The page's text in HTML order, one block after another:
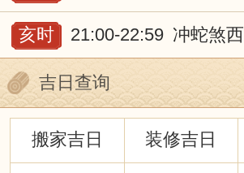
亥时 21:00-22:59 冲蛇煞西
吉日查询
搬家吉日 装修吉日